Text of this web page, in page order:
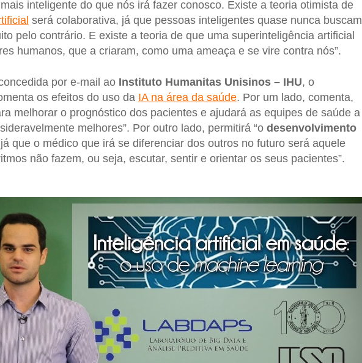
inteligente do que nós irá fazer conosco. Existe a teoria otimista de
será colaborativa, já que pessoas inteligentes quase nunca buscam
pelo contrário. E existe a teoria de que uma superinteligência artificial
humanos, que a criaram, como uma ameaça e se vire contra nós”.
por e-mail ao Instituto Humanitas Unisinos – IHU, o
os efeitos do uso da IA na área da saúde. Por um lado, comenta,
melhorar o prognóstico dos pacientes e ajudará as equipes de saúde a
melhores”. Por outro lado, permitirá “o desenvolvimento
que o médico que irá se diferenciar dos outros no futuro será aquele
não fazem, ou seja, escutar, sentir e orientar os seus pacientes”.